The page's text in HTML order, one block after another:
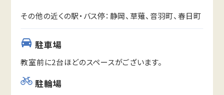
その他の近くの駅・バス停：静岡、草薙、音羽町、春日町
駐車場
教室前に2台ほどのスペースがございます。
駐輪場